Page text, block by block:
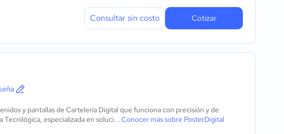
Consultar sin costo Cotizar
y pantallas de Cartelería Digital que funciona con precisión y de
Tecnilógica, especializada en soluci... Conocer más sobre PosterDigital